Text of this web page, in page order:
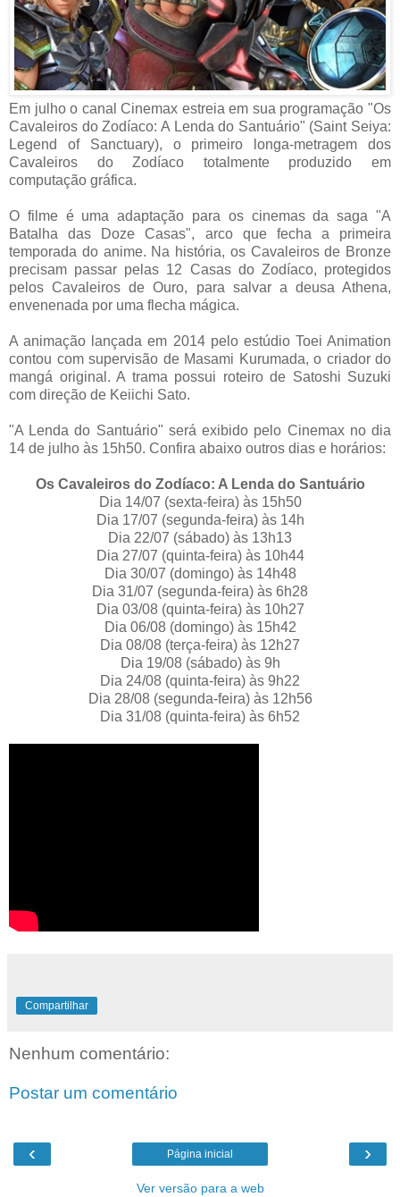
Em julho o canal Cinemax estreia em sua programação "Os
Cavaleiros do Zodíaco: A Lenda do Santuário" (Saint Seiya:
Legend of Sanctuary), o primeiro longa-metragem dos
Cavaleiros do Zodíaco totalmente produzido em
computação gráfica.
O filme é uma adaptação para os cinemas da saga "A
Batalha das Doze Casas", arco que fecha a primeira
temporada do anime. Na história, os Cavaleiros de Bronze
precisam passar pelas 12 Casas do Zodíaco, protegidos
pelos Cavaleiros de Ouro, para salvar a deusa Athena,
envenenada por uma flecha mágica.
A animação lançada em 2014 pelo estúdio Toei Animation
contou com supervisão de Masami Kurumada, o criador do
mangá original. A trama possui roteiro de Satoshi Suzuki
com direção de Keiichi Sato.
"A Lenda do Santuário" será exibido pelo Cinemax no dia
14 de julho às 15h50. Confira abaixo outros dias e horários:
Os Cavaleiros do Zodíaco: A Lenda do Santuário
Dia 14/07 (sexta-feira) às 15h50
Dia 17/07 (segunda-feira) às 14h
Dia 22/07 (sábado) às 13h13
Dia 27/07 (quinta-feira) às 10h44
Dia 30/07 (domingo) às 14h48
Dia 31/07 (segunda-feira) às 6h28
Dia 03/08 (quinta-feira) às 10h27
Dia 06/08 (domingo) às 15h42
Dia 08/08 (terça-feira) às 12h27
Dia 19/08 (sábado) às 9h
Dia 24/08 (quinta-feira) às 9h22
Dia 28/08 (segunda-feira) às 12h56
Dia 31/08 (quinta-feira) às 6h52
Compartilhar
Nenhum comentário:
Postar um comentário
‹ ›
Página inicial
Ver versão para a web